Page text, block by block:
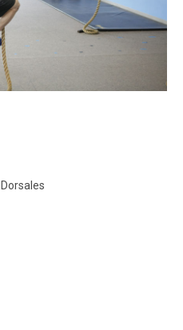
Dorsales